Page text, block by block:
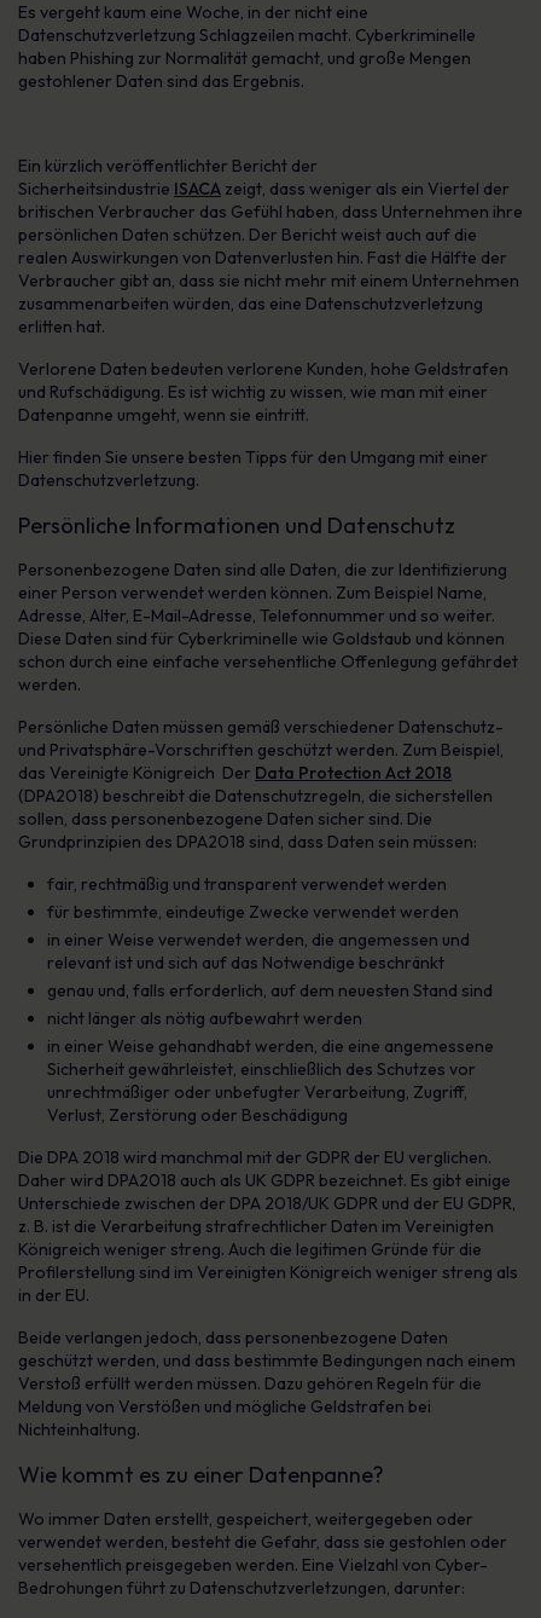
Es vergeht kaum eine Woche, in der nicht eine
Datenschutzverletzung Schlagzeilen macht. Cyberkriminelle
haben Phishing zur Normalität gemacht, und große Mengen
gestohlener Daten sind das Ergebnis.
Ein kürzlich veröffentlichter Bericht der
Sicherheitsindustrie ISACA zeigt, dass weniger als ein Viertel der
britischen Verbraucher das Gefühl haben, dass Unternehmen ihre
persönlichen Daten schützen. Der Bericht weist auch auf die
realen Auswirkungen von Datenverlusten hin. Fast die Hälfte der
Verbraucher gibt an, dass sie nicht mehr mit einem Unternehmen
zusammenarbeiten würden, das eine Datenschutzverletzung
erlitten hat.
Verlorene Daten bedeuten verlorene Kunden, hohe Geldstrafen
und Rufschädigung. Es ist wichtig zu wissen, wie man mit einer
Datenpanne umgeht, wenn sie eintritt.
Hier finden Sie unsere besten Tipps für den Umgang mit einer
Datenschutzverletzung.
Persönliche Informationen und Datenschutz
Personenbezogene Daten sind alle Daten, die zur Identifizierung
einer Person verwendet werden können. Zum Beispiel Name,
Adresse, Alter, E-Mail-Adresse, Telefonnummer und so weiter.
Diese Daten sind für Cyberkriminelle wie Goldstaub und können
schon durch eine einfache versehentliche Offenlegung gefährdet
werden.
Persönliche Daten müssen gemäß verschiedener Datenschutz-
und Privatsphäre-Vorschriften geschützt werden. Zum Beispiel,
das Vereinigte Königreich Der Data Protection Act 2018
(DPA2018) beschreibt die Datenschutzregeln, die sicherstellen
sollen, dass personenbezogene Daten sicher sind. Die
Grundprinzipien des DPA2018 sind, dass Daten sein müssen:
fair, rechtmäßig und transparent verwendet werden
für bestimmte, eindeutige Zwecke verwendet werden
in einer Weise verwendet werden, die angemessen und
relevant ist und sich auf das Notwendige beschränkt
genau und, falls erforderlich, auf dem neuesten Stand sind
nicht länger als nötig aufbewahrt werden
in einer Weise gehandhabt werden, die eine angemessene
Sicherheit gewährleistet, einschließlich des Schutzes vor
unrechtmäßiger oder unbefugter Verarbeitung, Zugriff,
Verlust, Zerstörung oder Beschädigung
Die DPA 2018 wird manchmal mit der GDPR der EU verglichen.
Daher wird DPA2018 auch als UK GDPR bezeichnet. Es gibt einige
Unterschiede zwischen der DPA 2018/UK GDPR und der EU GDPR,
z. B. ist die Verarbeitung strafrechtlicher Daten im Vereinigten
Königreich weniger streng. Auch die legitimen Gründe für die
Profilerstellung sind im Vereinigten Königreich weniger streng als
in der EU.
Beide verlangen jedoch, dass personenbezogene Daten
geschützt werden, und dass bestimmte Bedingungen nach einem
Verstoß erfüllt werden müssen. Dazu gehören Regeln für die
Meldung von Verstößen und mögliche Geldstrafen bei
Nichteinhaltung.
Wie kommt es zu einer Datenpanne?
Wo immer Daten erstellt, gespeichert, weitergegeben oder
verwendet werden, besteht die Gefahr, dass sie gestohlen oder
versehentlich preisgegeben werden. Eine Vielzahl von Cyber-
Bedrohungen führt zu Datenschutzverletzungen, darunter: